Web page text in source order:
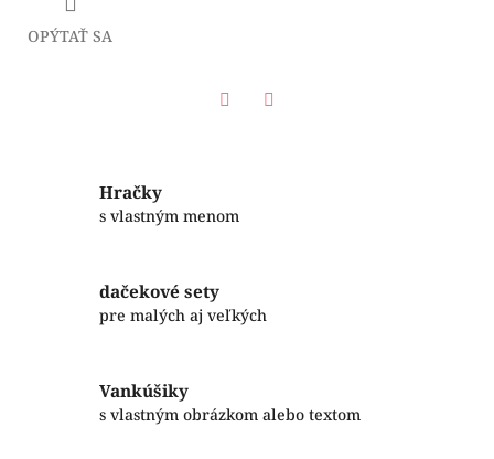
OPÝTAŤ SA
Hračky
s vlastným menom
dačekové sety
pre malých aj veľkých
Vankúšiky
s vlastným obrázkom alebo textom